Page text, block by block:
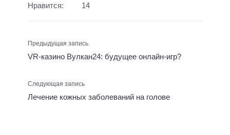
Нравится: 14
Предыдущая запись
VR-казино Вулкан24: будущее онлайн-игр?
Следующая запись
Лечение кожных заболеваний на голове